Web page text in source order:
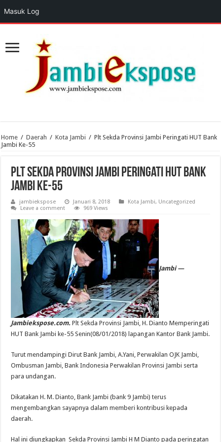
Home / Daerah / Kota Jambi / Plt Sekda Provinsi Jambi Peringati HUT Bank
Jambi Ke-55
Plt Sekda Provinsi Jambi Peringati HUT Bank
Jambi Ke-55
jambiekspose Januari 8, 2018 Kota Jambi, Uncategorized
Leave a comment
969 Views
Jambi —
Jambiekspose.com. Plt Sekda Provinsi Jambi, H. Dianto Memperingati
HUT Bank Jambi ke-55 Senin(08/01/2018) lapangan Kantor Bank Jambi.
Turut mendampingi Dirut Bank Jambi, A.Yani, Perwakilan OJK Jambi,
Ombusman Jambi, Bank Indonesia Perwakilan Provinsi Jambi serta
para undangan.
Dikatakan H. M. Dianto, Bank Jambi (bank 9 Jambi) terus
mengembangkan sayapnya dalam memberi kontribusi kepada
daerah.
Hal ini diungkapkan Sekda Provinsi Jambi H M Dianto pada peringatan
Masuk Log